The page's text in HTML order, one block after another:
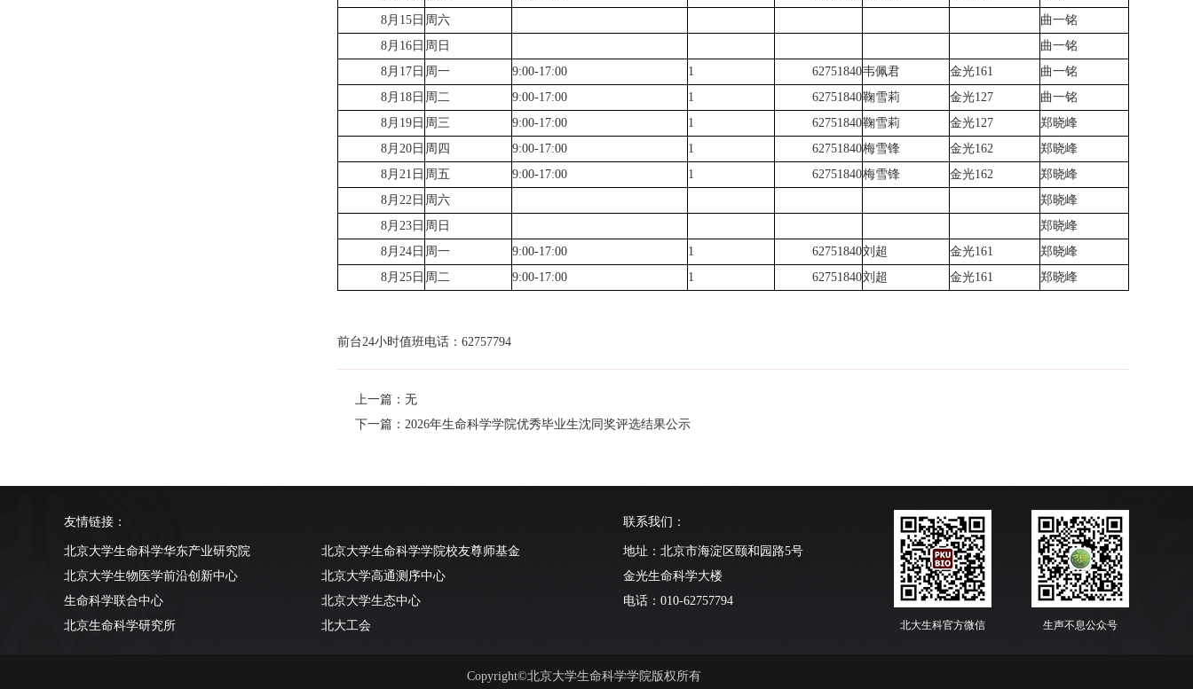
8月15日 周六
曲一铭
8月16日 周日
曲一铭
8月17日 周一 9:00-17:00 1 62751840韦佩君 金光161
曲一铭
8月18日 周二 9:00-17:00 1 62751840鞠雪莉 金光127
曲一铭
8月19日 周三 9:00-17:00 1 62751840鞠雪莉 金光127
郑晓峰
8月20日 周四 9:00-17:00 1 62751840梅雪锋 金光162
郑晓峰
8月21日 周五 9:00-17:00 1 62751840梅雪锋 金光162
郑晓峰
8月22日 周六
郑晓峰
8月23日 周日
郑晓峰
8月24日 周一 9:00-17:00 1 62751840刘超 金光161
郑晓峰
8月25日 周二 9:00-17:00 1 62751840刘超 金光161 郑晓峰
前台24小时值班电话：62757794
上一篇：无
下一篇：2026年生命科学学院优秀毕业生沈同奖评选结果公示
友情链接：
北京大学生命科学华东产业研究院
北京大学生命科学学院校友尊师基金
北京大学生物医学前沿创新中心
北京大学高通测序中心
生命科学联合中心
北京大学生态中心
北京生命科学研究所
北大工会
联系我们：
地址：北京市海淀区颐和园路5号
金光生命科学大楼
电话：010-62757794
北大生科官方微信 生声不息公众号
Copyright©北京大学生命科学学院版权所有